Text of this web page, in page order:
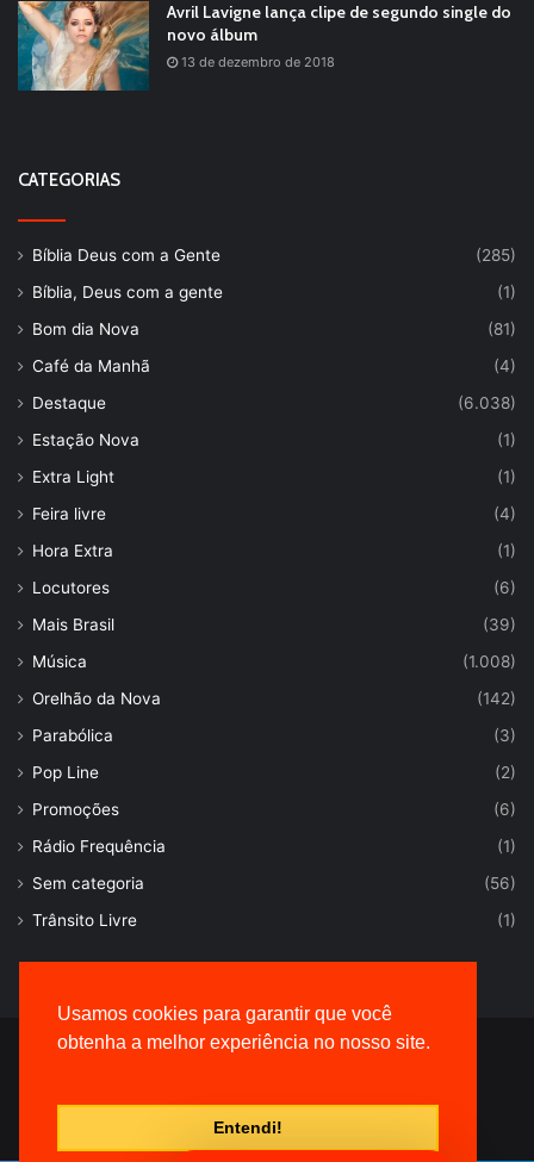
Usamos cookies para garantir que você
obtenha a melhor experiência no nosso site.
Entendi!
Avril Lavigne lança clipe de segundo single do
novo álbum
13 de dezembro de 2018
CATEGORIAS
Bíblia Deus com a Gente
(285)
Bíblia, Deus com a gente
(1)
Bom dia Nova
(81)
Café da Manhã
(4)
Destaque
(6.038)
Estação Nova
(1)
Extra Light
(1)
Feira livre
(4)
Hora Extra
(1)
Locutores
(6)
Mais Brasil
(39)
Música
(1.008)
Orelhão da Nova
(142)
Parabólica
(3)
Pop Line
(2)
Promoções
(6)
Rádio Frequência
(1)
Sem categoria
(56)
Trânsito Livre
(1)